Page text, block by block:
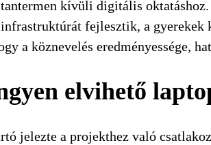
kívüli digitális
fejlesztik, a gyerekek
a köznevelés eredményessége,
elvihető
jelezte a projekthez való